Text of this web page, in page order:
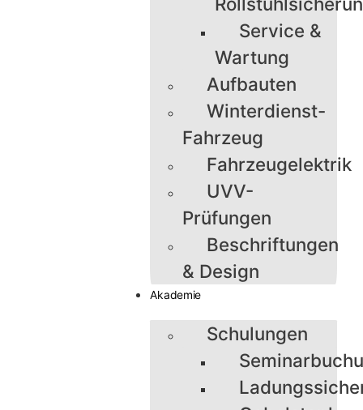
Service &
Wartung
Aufbauten
Winterdienst-
Fahrzeug
Fahrzeugelektrik
UVV-
Prüfungen
Beschriftungen
& Design
Akademie
Schulungen